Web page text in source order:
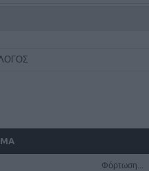
Φόρτωση...